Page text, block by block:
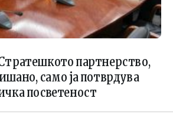
партнерство,
само ја потврдува
посветеност